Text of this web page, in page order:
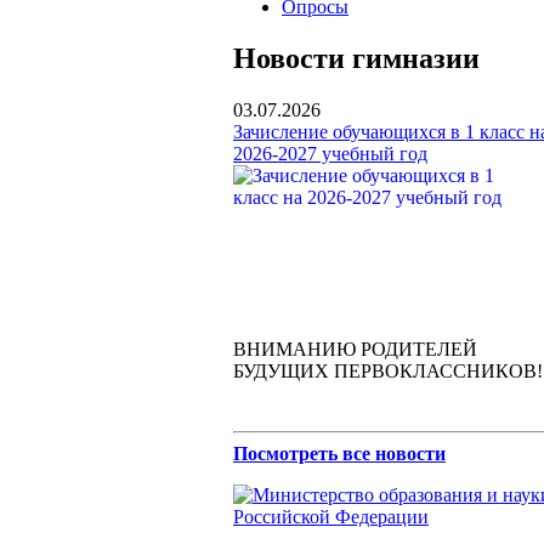
Опросы
Новости гимназии
03.07.2026
Зачисление обучающихся в 1 класс
2026-2027 учебный год
ВНИМАНИЮ РОДИТЕЛЕЙ
БУДУЩИХ ПЕРВОКЛАССНИКОВ!
Посмотреть все новости